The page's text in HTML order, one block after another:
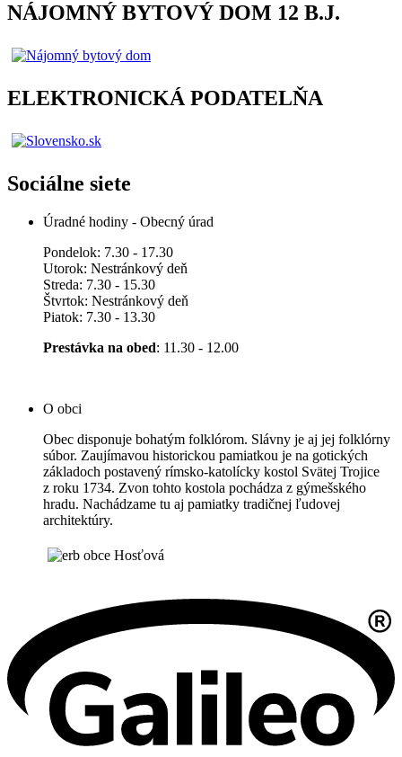
NÁJOMNÝ BYTOVÝ DOM 12 B.J.
ELEKTRONICKÁ PODATELŇA
Sociálne siete
Úradné hodiny - Obecný úrad
Pondelok: 7.30 - 17.30
Utorok: Nestránkový deň
Streda: 7.30 - 15.30
Štvrtok: Nestránkový deň
Piatok: 7.30 - 13.30
Prestávka na obed: 11.30 - 12.00
O obci
Obec disponuje bohatým folklórom. Slávny je aj jej folklórny
súbor. Zaujímavou historickou pamiatkou je na gotických
základoch postavený rímsko-katolícky kostol Svätej Trojice
z roku 1734. Zvon tohto kostola pochádza z gýmešského
hradu. Nachádzame tu aj pamiatky tradičnej ľudovej
architektúry.